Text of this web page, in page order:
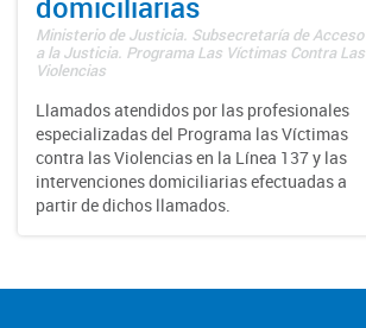
Ministerio de Justicia. Subsecretaría de Acceso
a la Justicia. Programa Las Víctimas Contra Las
Violencias
Llamados atendidos por las profesionales
especializadas del Programa las Víctimas
contra las Violencias en la Línea 137 y las
intervenciones domiciliarias efectuadas a
partir de dichos llamados.